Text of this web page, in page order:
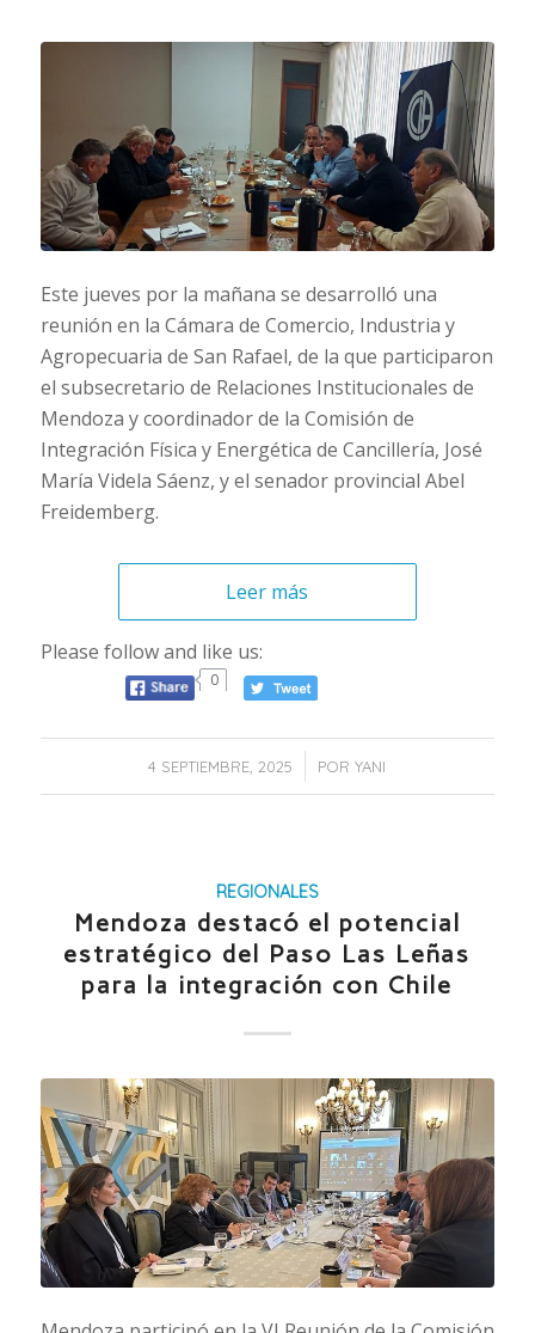
Este jueves por la mañana se desarrolló una
reunión en la Cámara de Comercio, Industria y
Agropecuaria de San Rafael, de la que participaron
el subsecretario de Relaciones Institucionales de
Mendoza y coordinador de la Comisión de
Integración Física y Energética de Cancillería, José
María Videla Sáenz, y el senador provincial Abel
Freidemberg.
Leer más
Please follow and like us:
0
4 SEPTIEMBRE, 2025
/ PORYANI
REGIONALES
Mendoza destacó el potencial
estratégico del Paso Las Leñas
para la integración con Chile